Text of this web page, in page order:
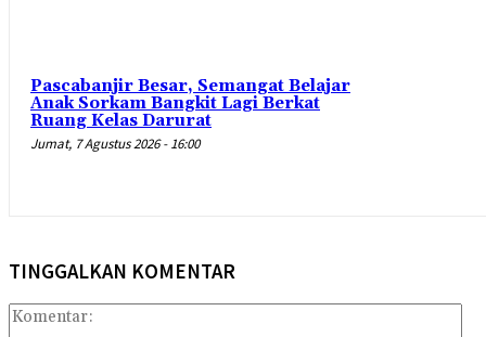
Pascabanjir Besar, Semangat Belajar
Anak Sorkam Bangkit Lagi Berkat
Ruang Kelas Darurat
Jumat, 7 Agustus 2026 - 16:00
TINGGALKAN KOMENTAR